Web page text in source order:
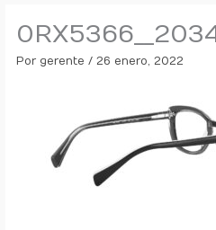
Por gerente/26 enero, 2022